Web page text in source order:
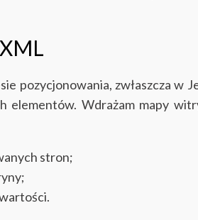
pozycjonowania, zwłaszcza w
elementów. Wdrażam mapy
stron;